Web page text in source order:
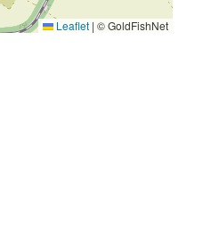
Leaflet | © GoldFishNet